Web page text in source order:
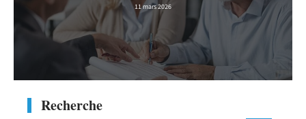
11 mars 2026
Recherche